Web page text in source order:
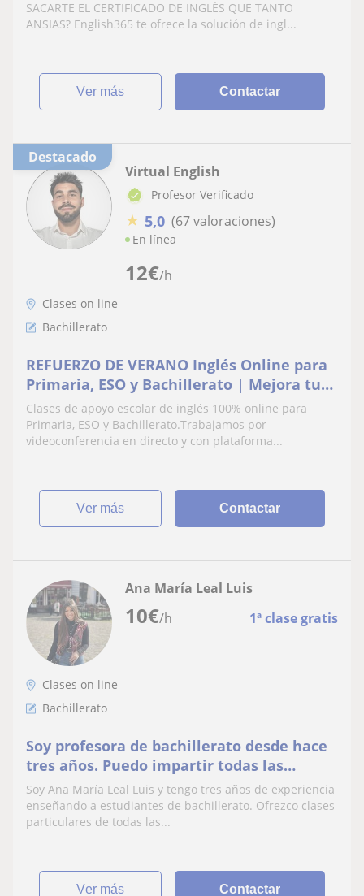
SACARTE EL CERTIFICADO DE INGLÉS QUE TANTO
ANSIAS? English365 te ofrece la solución de ingl...
ver más Contactar
Destacado
12€/h
Virtual English
Profesor Verificado
★ 5,0 (67 valoraciones)
En línea
Clases on line
Bachillerato
REFUERZO DE VERANO Inglés Online para
Primaria, ESO y Bachillerato | Mejora tus
Notas
Clases de apoyo escolar de inglés 100% online para
Primaria, ESO y Bachillerato.Trabajamos por
videoconferencia en directo y con plataforma...
ver más Contactar
10€/h 1ª clase gratis
Ana María Leal Luis
Clases on line
Bachillerato
Soy profesora de bachillerato desde hace
tres años. Puedo impartir todas las
materias que sean necesarias
Soy Ana María Leal Luis y tengo tres años de experiencia
enseñando a estudiantes de bachillerato. Ofrezco clases
particulares de todas las...
ver más Contactar